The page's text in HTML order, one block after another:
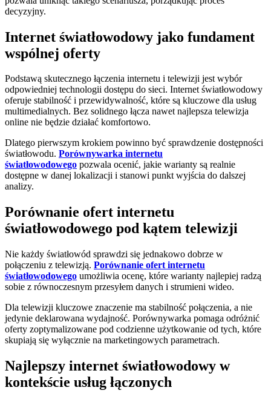
decyzyjny.
Internet światłowodowy jako fundament
wspólnej oferty
Podstawą skutecznego łączenia internetu i telewizji jest wybór
odpowiedniej technologii dostępu do sieci. Internet światłowodowy
oferuje stabilność i przewidywalność, które są kluczowe dla usług
multimedialnych. Bez solidnego łącza nawet najlepsza telewizja
online nie będzie działać komfortowo.
Dlatego pierwszym krokiem powinno być sprawdzenie dostępności
światłowodu. Porównywarka internetu
światłowodowego pozwala ocenić, jakie warianty są realnie
dostępne w danej lokalizacji i stanowi punkt wyjścia do dalszej
analizy.
Porównanie ofert internetu
światłowodowego pod kątem telewizji
Nie każdy światłowód sprawdzi się jednakowo dobrze w
połączeniu z telewizją. Porównanie ofert internetu
światłowodowego umożliwia ocenę, które warianty najlepiej radzą
sobie z równoczesnym przesyłem danych i strumieni wideo.
Dla telewizji kluczowe znaczenie ma stabilność połączenia, a nie
jedynie deklarowana wydajność. Porównywarka pomaga odróżnić
oferty zoptymalizowane pod codzienne użytkowanie od tych, które
skupiają się wyłącznie na marketingowych parametrach.
Najlepszy internet światłowodowy w
kontekście usług łączonych